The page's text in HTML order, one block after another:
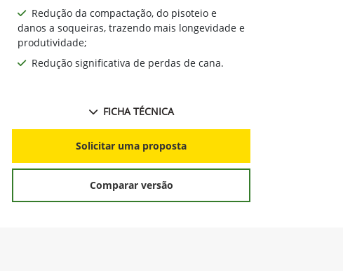
Redução da compactação, do pisoteio e
danos a soqueiras, trazendo mais longevidade e
produtividade;
Redução significativa de perdas de cana.
FICHA TÉCNICA
Solicitar uma proposta
Comparar versão